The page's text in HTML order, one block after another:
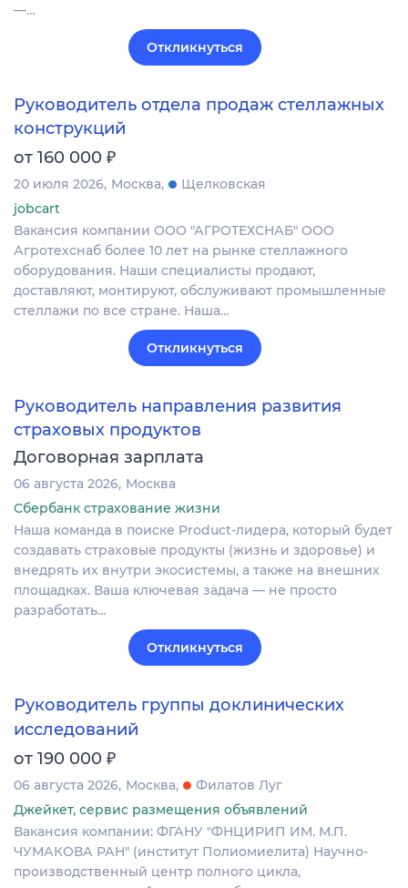
—…
Откликнуться
Руководитель отдела продаж стеллажных
конструкций
от 160 000 ₽
20 июля 2026 Москва
Щелковская
jobcart
Вакансия компании ООО "АГРОТЕХСНАБ" ООО
Агротехснаб более 10 лет на рынке стеллажного
оборудования. Наши специалисты продают,
доставляют, монтируют, обслуживают промышленные
стеллажи по все стране. Наша…
Откликнуться
Руководитель направления развития
страховых продуктов
Договорная зарплата
06 августа 2026 Москва
Сбербанк страхование жизни
Наша команда в поиске Product-лидера, который будет
создавать страховые продукты (жизнь и здоровье) и
внедрять их внутри экосистемы, а также на внешних
площадках. Ваша ключевая задача — не просто
разработать…
Откликнуться
Руководитель группы доклинических
исследований
от 190 000 ₽
06 августа 2026 Москва
Филатов Луг
Джейкет, сервис размещения объявлений
Вакансия компании: ФГАНУ "ФНЦИРИП ИМ. М.П.
ЧУМАКОВА РАН" (институт Полиомиелита) Научно-
производственный центр полного цикла,